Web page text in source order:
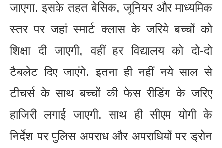
जाएगा. इसके तहत बेसिक, जूनियर और माध्यमिक
स्तर पर जहां स्मार्ट क्लास के जरिये बच्चों को
शिक्षा दी जाएगी, वहीं हर विद्यालय को दो-दो
टैबलेट दिए जाएंगे. इतना ही नहीं नये साल से
टीचर्स के साथ बच्चों की फेस रीडिंग के जरिए
हाजिरी लगाई जाएगी. साथ ही सीएम योगी के
निर्देश पर पुलिस अपराध और अपराधियों पर ड्रोन